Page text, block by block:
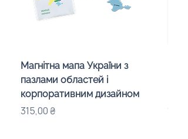
Магнітна мапа України з
пазлами областей і
корпоративним дизайном
Ціна
315,00 ₴ Ціна
1